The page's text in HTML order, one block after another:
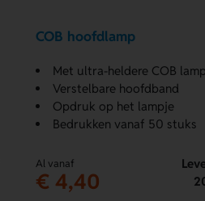
COB hoofdlamp
Met ultra-heldere COB lamp
Verstelbare hoofdband
Opdruk op het lampje
Bedrukken vanaf 50 stuks
Al vanaf
€ 4,40